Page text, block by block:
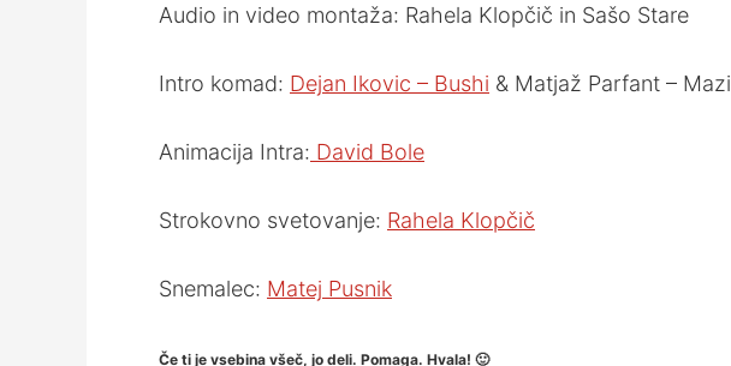
Audio in video montaža: Rahela Klopčič in Sašo Stare
Intro komad: Dejan Ikovic – Bushi & Matjaž Parfant – Mazi
Animacija Intra: David Bole
Strokovno svetovanje: Rahela Klopčič
Snemalec: Matej Pusnik
Če ti je vsebina všeč, jo deli. Pomaga. Hvala! 🙂